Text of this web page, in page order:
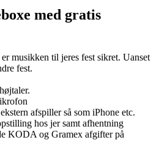
med gratis
musikken til jeres fest sikret. Uanset
fest.
afspiller så som iPhone etc.
hos jer samt afhentning
KODA og Gramex afgifter på